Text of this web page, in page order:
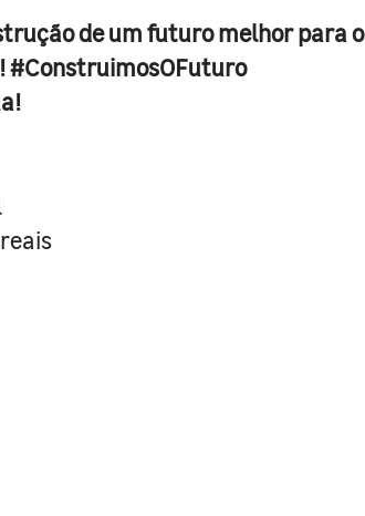
de um futuro melhor para o
#ConstruimosOFuturo